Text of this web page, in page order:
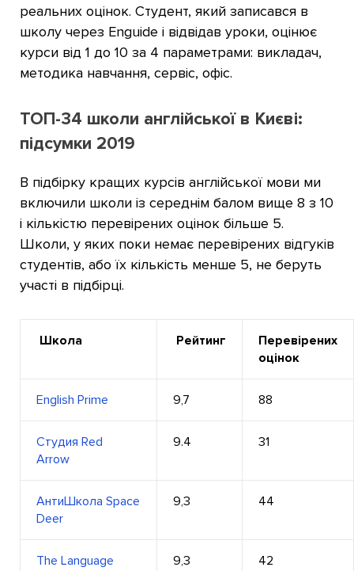
реальних оцінок. Студент, який записався в
школу через Enguide і відвідав уроки, оцінює
курси від 1 до 10 за 4 параметрами: викладач,
методика навчання, сервіс, офіс.
ТОП-34 школи англійської в Києві:
підсумки 2019
В підбірку кращих курсів англійської мови ми
включили школи із середнім балом вище 8 з 10
і кількістю перевірених оцінок більше 5.
Школи, у яких поки немає перевірених відгуків
студентів, або їх кількість менше 5, не беруть
участі в підбірці.
Школа Рейтинг
Перевірених
оцінок
English Prime 9,7 88
Студия Red
Arrow
9.4 31
АнтиШкола Space
Deer
9,3 44
The Language
9,3 42